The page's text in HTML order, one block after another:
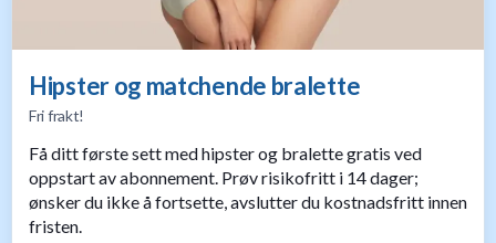
Hipster og matchende bralette
Fri frakt!
Få ditt første sett med hipster og bralette gratis ved
oppstart av abonnement. Prøv risikofritt i 14 dager;
ønsker du ikke å fortsette, avslutter du kostnadsfritt innen
fristen.